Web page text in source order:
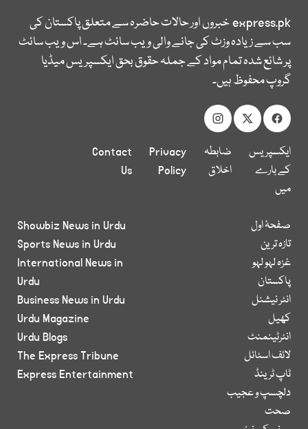
express.pkخبروں اور حالات حاضرہ سے متعلق پاکستان کی
سب سے زیادہ وزٹ کی جانے والی ویب سائٹ ہے۔ اس ویب سائٹ
پر شائع شدہ تمام مواد کے جملہ حقوق بحق ایکسپریس میڈیا
گروپ محفوظ ہیں۔
ایکسپریس
کے بارے
میں
ضابطہ
اخلاق
Privacy
Policy
Contact
Us
صفحۂ اول
تازہ ترین
غزہ لہو لہو
پاکستان
انٹر نیشنل
کھیل
انٹرٹینمنٹ
لائف اسٹائل
ٹاپ ٹرینڈ
دلچسپ و عجیب
صحت
Showbiz News in Urdu
Sports News in Urdu
International News in
Urdu
Business News in Urdu
Urdu Magazine
Urdu Blogs
The Express Tribune
Express Entertainment